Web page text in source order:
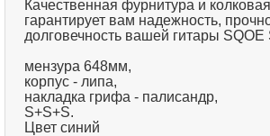
Качественная фурнитура и
гарантирует вам надежность,
долговечность вашей гитары SQOE
мензура 648мм,
корпус - липа,
накладка грифа - палисандр,
S+S+S.
Цвет синий